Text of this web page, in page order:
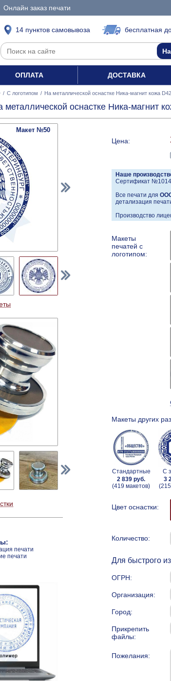
Онлайн заказ печати
14 пунктов самовывоза бесплатная
ОПЛАТА ДОСТАВКА
/ С логотипом / На металлической оснастке Ника-магнит кожа
оснастке Ника-магнит
Цена:
Наше
Сертификат
Все печати для
детализация
Производство
Макеты
печатей с
логотипом:
Макеты других
Стандартные
2 839 руб.
(419 макетов)
С
3
Цвет оснастки:
Количество:
Для быстрого
ОГРН:
Организация:
Город:
Прикрепить
файлы:
Пожелания:
Макет №50
печати
печати